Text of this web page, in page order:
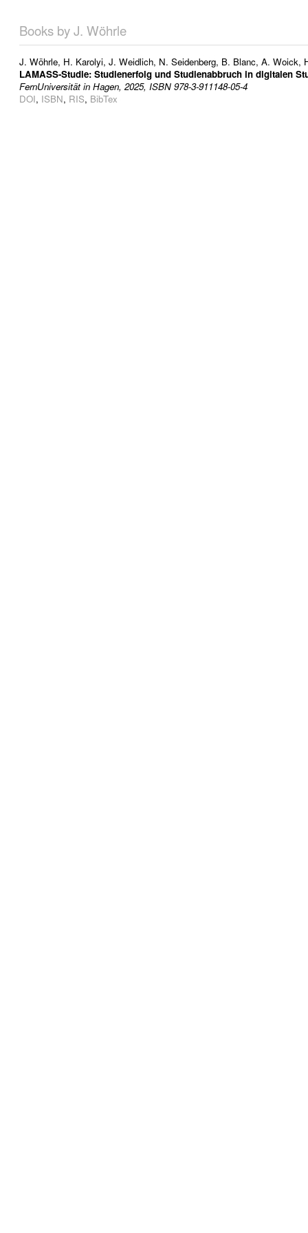
Books by J. Wöhrle
J. Wöhrle, H. Karolyi, J. Weidlich, N. Seidenberg, B. Blanc, A. Woick,
LAMASS-Studie: Studienerfolg und Studienabbruch in digitalen
FernUniversität in Hagen, 2025, ISBN 978-3-911148-05-4
DOI, ISBN, RIS, BibTex